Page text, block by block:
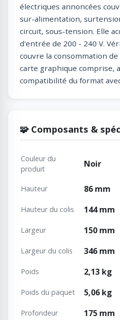
électriques annoncées
sur-alimentation,
circuit, sous-tension. Elle
d'entrée de 200 - 240 V.
couvre la consommation
carte graphique comprise,
compatibilité du format
🧩 Composants &
Couleur du
produit
Noir
Hauteur 86 mm
Hauteur du colis 144 mm
Largeur 150 mm
Largeur du colis 346 mm
Poids 2,13 kg
Poids du paquet 5,06 kg
Profondeur 175 mm